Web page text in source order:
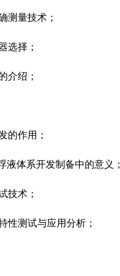
测量技术；
选择；
介绍；
的作用；
液体系开发制备中的意义；
技术；
性测试与应用分析；